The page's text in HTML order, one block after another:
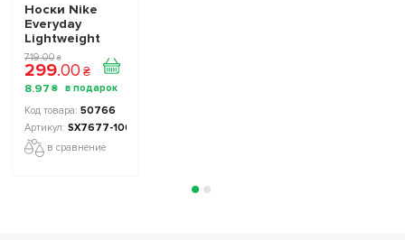
Носки Nike
Everyday
Lightweight
SX7677-100 -
Официальная
Продукция
719.00 ₴
299.00 ₴
8.97 ₴
50766
SX7677-100
в сравнение